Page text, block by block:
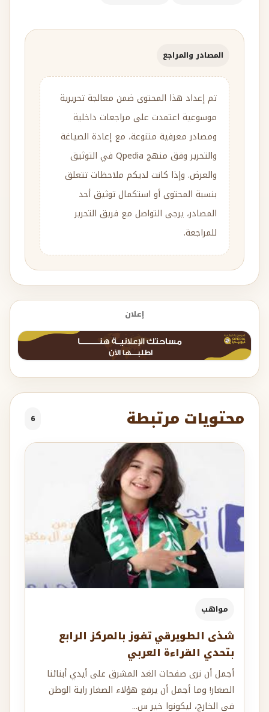
المصادر والمراجع
تم إعداد هذا المحتوى ضمن معالجة تحريرية
موسوعية اعتمدت على مراجعات داخلية
ومصادر معرفية متنوعة، مع إعادة الصياغة
والتحرير وفق منهج Qpedia في التوثيق
والعرض. وإذا كانت لديكم ملاحظات تتعلق
بنسبة المحتوى أو استكمال توثيق أحد
المصادر، يرجى التواصل مع فريق التحرير
للمراجعة.
إعلان
محتويات مرتبطة 6
مواهب
شذى الطويرقي تفوز بالمركز الرابع
بتحدي القراءة العربي
أجمل أن نرى صفحات الغد المشرق على أيدي أبنائنا
الصغار! وما أجمل أن يرفع هؤلاء الصغار راية الوطن
في الخارج، ليكونوا خير س...